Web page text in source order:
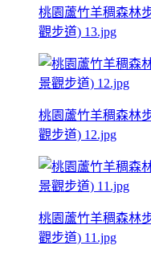
桃園蘆竹羊稠森林
觀步道) 13.jpg
桃園蘆竹羊稠森林
觀步道) 12.jpg
桃園蘆竹羊稠森林
觀步道) 11.jpg